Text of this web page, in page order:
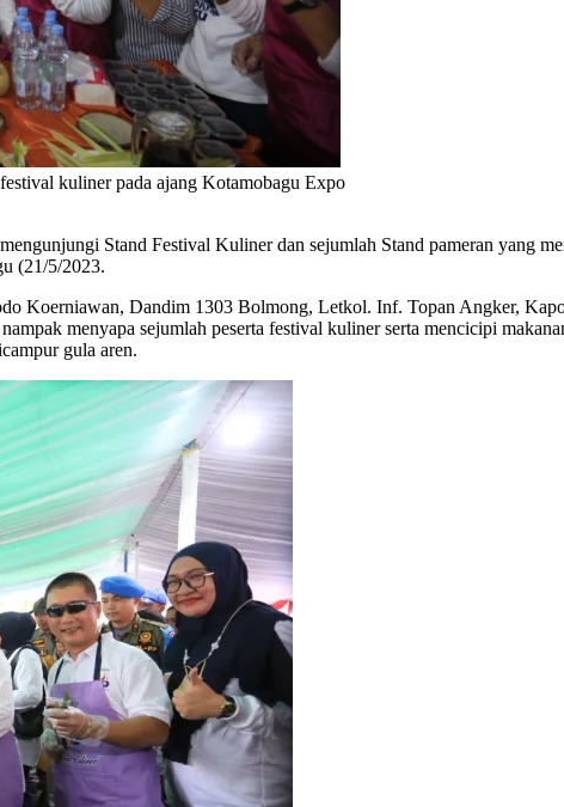
kuliner pada ajang Kotamobagu Expo
Stand Festival Kuliner dan sejumlah Stand pameran yang
(21/5/2023.
Koerniawan, Dandim 1303 Bolmong, Letkol. Inf. Topan Angker,
menyapa sejumlah peserta festival kuliner serta mencicipi
gula aren.